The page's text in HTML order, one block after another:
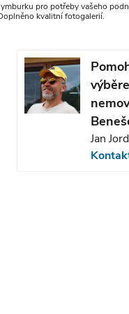
pro potřeby vašeho
kvalitní fotogalerií.
Jan